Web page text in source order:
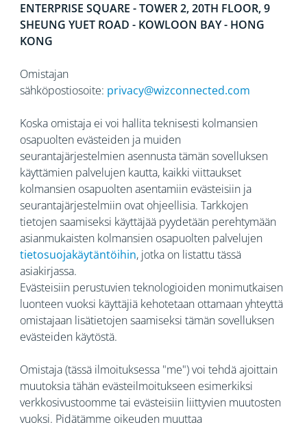
ENTERPRISE SQUARE - TOWER 2, 20TH FLOOR, 9
SHEUNG YUET ROAD - KOWLOON BAY - HONG
KONG
Omistajan
sähköpostiosoite: privacy@wizconnected.com
Koska omistaja ei voi hallita teknisesti kolmansien
osapuolten evästeiden ja muiden
seurantajärjestelmien asennusta tämän sovelluksen
käyttämien palvelujen kautta, kaikki viittaukset
kolmansien osapuolten asentamiin evästeisiin ja
seurantajärjestelmiin ovat ohjeellisia. Tarkkojen
tietojen saamiseksi käyttäjää pyydetään perehtymään
asianmukaisten kolmansien osapuolten palvelujen
tietosuojakäytäntöihin, jotka on listattu tässä
asiakirjassa.
Evästeisiin perustuvien teknologioiden monimutkaisen
luonteen vuoksi käyttäjiä kehotetaan ottamaan yhteyttä
omistajaan lisätietojen saamiseksi tämän sovelluksen
evästeiden käytöstä.
Omistaja (tässä ilmoituksessa "me") voi tehdä ajoittain
muutoksia tähän evästeilmoitukseen esimerkiksi
verkkosivustoomme tai evästeisiin liittyvien muutosten
vuoksi. Pidätämme oikeuden muuttaa